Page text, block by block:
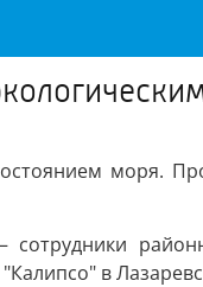
моря.
в